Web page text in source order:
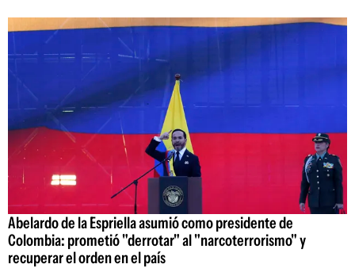
Abelardo de la Espriella asumió como presidente de
Colombia: prometió "derrotar" al "narcoterrorismo" y
recuperar el orden en el país